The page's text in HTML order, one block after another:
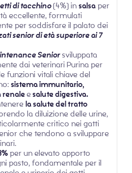
di tacchino(4%) insalsaper
eccellente, formulati
per soddisfare il palato dei
senior di età superiore ai 7
Seniorsviluppata
dai veterinari Purina per
funzioni vitali chiave del
sistema immunitario,
esalute digestiva.
la salute del tratto
la diluizione delle urine,
critico nei gatti
che tendono a sviluppare
per un elevato apporto
pasto, fondamentale per il